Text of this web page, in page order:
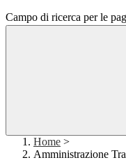
Campo di ricerca per le
Home >
Amministrazione